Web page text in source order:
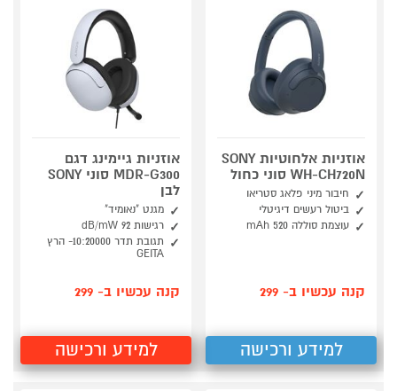
אוזניות אלחוטיות SONY
WH-CH720N סוני כחול
חיבור מיני פלאג סטריאו
ביטול רעשים דיגיטלי
עוצמת סוללה 520 mAh
קנה עכשיו ב- 299
למידע ורכישה
אוזניות גיימינג דגם
MDR-G300 סוני SONY
לבן
מגנט "נאומיד"
רגישות 92 dB/mW
תגובת תדר 10:20000- הרץ
GEITA
קנה עכשיו ב- 299
למידע ורכישה